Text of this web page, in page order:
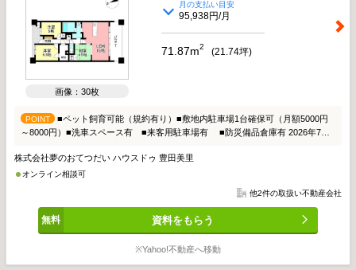
画像：30枚
月の支払い目安
95,938円/月
71.87m2 (21.74坪)
POINT
■ペット飼育可能（規約有り）■敷地内駐車場1台確保可（月額5000円
～8000円）■洗車スペース有 ■来客用駐車場有 ■防災備品倉庫有 2026年7月
ーリング貼替、畳表替え 青松こども園…約930m（徒歩12分） 新生公園…約
690m（徒歩9分） ドミー毘森公園店…約1490m（徒歩19分） ファミリーマート
豊田朝日ケ丘店…約120m（徒歩2分） 医療法人三九会三九朗病院…約
株式会社夢のおてつだい ハウスドゥ 豊田美里
オンライン相談可
他2件の取扱い不動産会社
資料をもらう
※Yahoo!不動産へ移動